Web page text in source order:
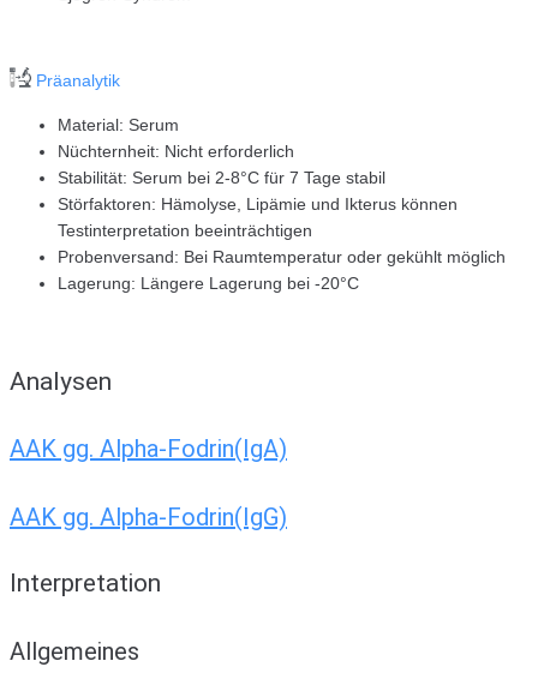
Präanalytik
Material: Serum
Nüchternheit: Nicht erforderlich
Stabilität: Serum bei 2-8°C für 7 Tage stabil
Störfaktoren: Hämolyse, Lipämie und Ikterus können
Testinterpretation beeinträchtigen
Probenversand: Bei Raumtemperatur oder gekühlt möglich
Lagerung: Längere Lagerung bei -20°C
Analysen
AAK gg. Alpha-Fodrin(IgA)
AAK gg. Alpha-Fodrin(IgG)
Interpretation
Allgemeines